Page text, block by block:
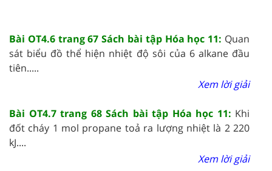
Bài OT4.6 trang 67 Sách bài tập Hóa học 11: Quan
sát biểu đồ thể hiện nhiệt độ sôi của 6 alkane đầu
tiên.....
Xem lời giải
Bài OT4.7 trang 68 Sách bài tập Hóa học 11: Khi
đốt cháy 1 mol propane toả ra lượng nhiệt là 2 220
kJ....
Xem lời giải